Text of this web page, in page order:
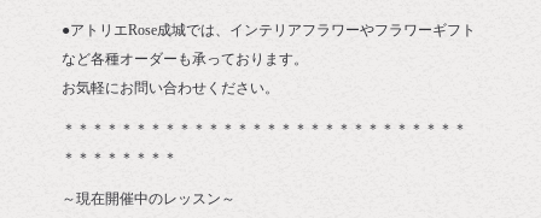
●アトリエRose成城では、インテリアフラワーやフラワーギフト
など各種オーダーも承っております。
お気軽にお問い合わせください。
＊＊＊＊＊＊＊＊＊＊＊＊＊＊＊＊＊＊＊＊＊＊＊＊＊＊＊＊
＊＊＊＊＊＊＊＊
～現在開催中のレッスン～